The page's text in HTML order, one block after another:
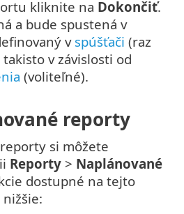
kliknite na Dokončiť.
a bude spustená v
v spúšťači (raz
v závislosti od
(voliteľné).
reporty
si môžete
Reporty > Naplánované
dostupné na tejto